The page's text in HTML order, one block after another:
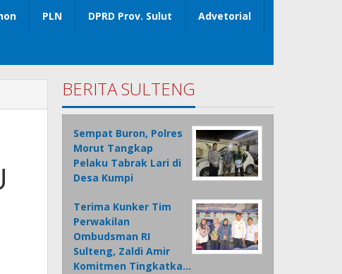
PLN DPRD Prov. Sulut Advetorial
BERITA SULTENG
Sempat Buron, Polres
Morut Tangkap
Pelaku Tabrak Lari di
Desa Kumpi
Terima Kunker Tim
Perwakilan
Ombudsman RI
Sulteng, Zaldi Amir
Komitmen Tingkatka…